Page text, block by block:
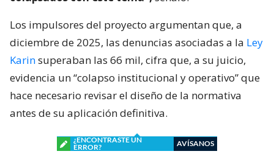
Los impulsores del proyecto argumentan que, a
diciembre de 2025, las denuncias asociadas a la Ley
Karinsuperaban las 66 mil, cifra que, a su juicio,
evidencia un “colapso institucional y operativo” que
hace necesario revisar el diseño de la normativa
antes de su aplicación definitiva.
¿ENCONTRASTE UN
ERROR?
AVÍSANOS